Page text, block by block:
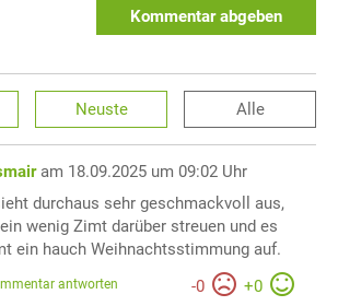
Kommentar abgeben
Neuste Alle
am 18.09.2025 um 09:02 Uhr
durchaus sehr geschmackvoll aus,
wenig Zimt darüber streuen und es
ein hauch Weihnachtsstimmung auf.
-0 +0
antworten